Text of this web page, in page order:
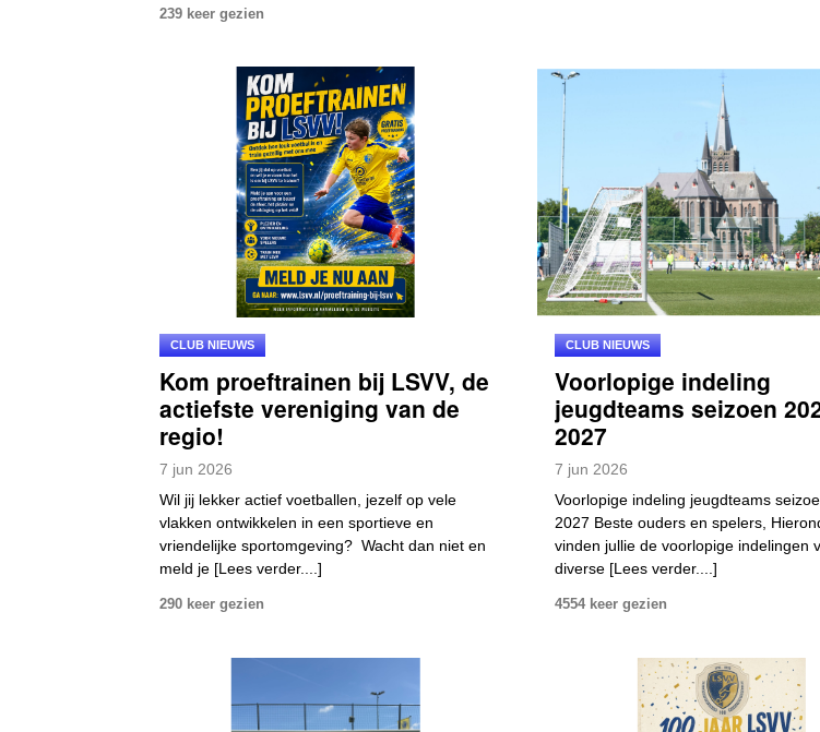
239 keer gezien
CLUB NIEUWS
Kom proeftrainen bij LSVV, de
actiefste vereniging van de
regio!
7 jun 2026
Wil jij lekker actief voetballen, jezelf op vele
vlakken ontwikkelen in een sportieve en
vriendelijke sportomgeving? Wacht dan niet en
meld je [Lees verder....]
290 keer gezien
CLUB NIEUWS
Voorlopige indeling
jeugdteams seizoen
2027
7 jun 2026
Voorlopige indeling jeugdteams
2027 Beste ouders en spelers,
vinden jullie de voorlopige indelingen
diverse [Lees verder....]
4554 keer gezien